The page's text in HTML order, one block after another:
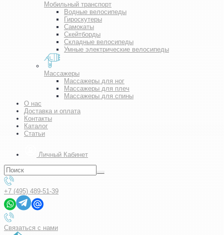
Мобильный транспорт
Водные велосипеды
Гироскутеры
Самокаты
Скейтборды
Складные велосипеды
Умные электрические велосипеды
Массажеры
Массажеры для ног
Массажеры для плеч
Массажеры для спины
О нас
Доставка и оплата
Контакты
Каталог
Статьи
Личный Кабинет
+7 (495) 489-51-39
Связаться с нами